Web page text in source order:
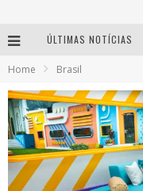
ÚLTIMAS NOTÍCIAS
Home Brasil